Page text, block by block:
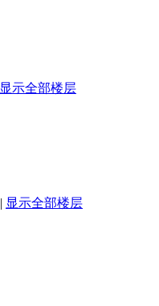
显示全部楼层
| 显示全部楼层